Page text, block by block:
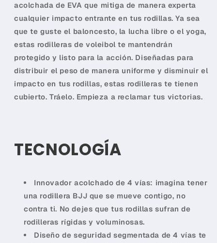
acolchada de EVA que mitiga de manera experta
cualquier impacto entrante en tus rodillas. Ya sea
que te guste el baloncesto, la lucha libre o el yoga,
estas rodilleras de voleibol te mantendrán
protegido y listo para la acción. Diseñadas para
distribuir el peso de manera uniforme y disminuir el
impacto en tus rodillas, estas rodilleras te tienen
cubierto. Tráelo. Empieza a reclamar tus victorias.
TECNOLOGÍA
Innovador acolchado de 4 vías: imagina tener
una rodillera BJJ que se mueve contigo, no
contra ti. No dejes que tus rodillas sufran de
rodilleras rígidas y voluminosas.
Diseño de seguridad segmentada de 4 vías te
Crédito sujeto a aprobación.
¿Tienes dudas? Consulta nuestraAyuda.